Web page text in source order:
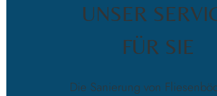
UNSER
FÜR SIE
Die Sanierung von